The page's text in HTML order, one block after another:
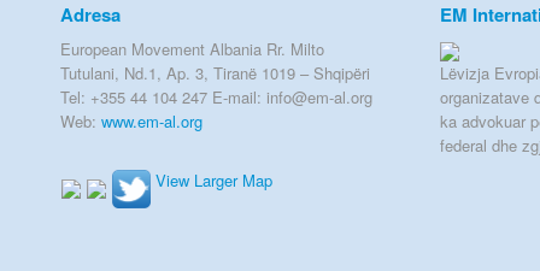
Adresa
European Movement Albania Rr. Milto
Tutulani, Nd.1, Ap. 3, Tiranë 1019 – Shqipëri
Tel: +355 44 104 247 E-mail: info@em-al.org
Web: www.em-al.org
View Larger Map
EM
Lëvizja
organizatave
ka advokuar
federal dhe